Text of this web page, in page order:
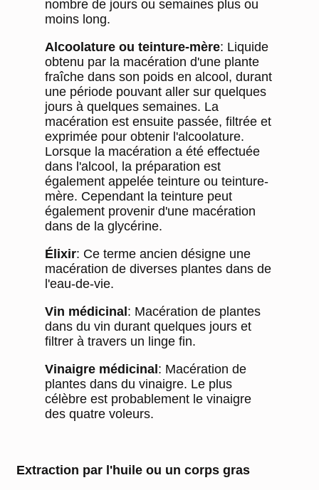
nombre de jours ou semaines plus ou
moins long.
Alcoolature ou teinture-mère: Liquide
obtenu par la macération d'une plante
fraîche dans son poids en alcool, durant
une période pouvant aller sur quelques
jours à quelques semaines. La
macération est ensuite passée, filtrée et
exprimée pour obtenir l'alcoolature.
Lorsque la macération a été effectuée
dans l'alcool, la préparation est
également appelée teinture ou teinture-
mère. Cependant la teinture peut
également provenir d'une macération
dans de la glycérine.
Élixir: Ce terme ancien désigne une
macération de diverses plantes dans de
l'eau-de-vie.
Vin médicinal: Macération de plantes
dans du vin durant quelques jours et
filtrer à travers un linge fin.
Vinaigre médicinal: Macération de
plantes dans du vinaigre. Le plus
célèbre est probablement le vinaigre
des quatre voleurs.
Extraction par l'huile ou un corps gras